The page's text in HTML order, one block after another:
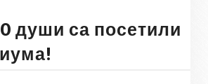
души са посетили